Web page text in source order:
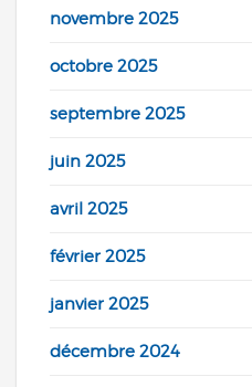
novembre 2025
octobre 2025
septembre 2025
juin 2025
avril 2025
février 2025
janvier 2025
décembre 2024